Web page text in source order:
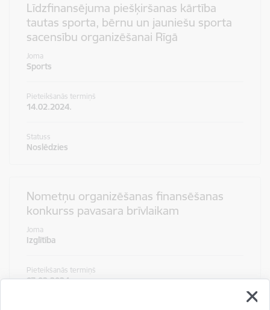
Līdzfinansējuma piešķiršanas kārtība
tautas sporta, bērnu un jauniešu sporta
sacensību organizēšanai Rīgā
Joma
Sports
Pieteikšanās termiņš
14.02.2024.
Statuss
Noslēdzies
Nometņu organizēšanas finansēšanas
konkurss pavasara brīvlaikam
Joma
Izglītība
Pieteikšanās termiņš
07.02.2024.